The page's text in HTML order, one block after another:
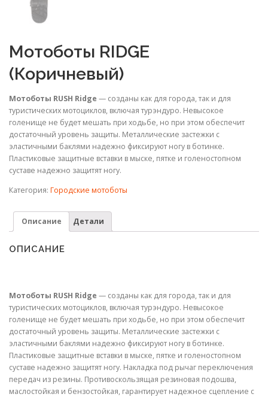
Мотоботы RIDGE
(Коричневый)
Мотоботы RUSH Ridge — созданы как для города, так и для
туристических мотоциклов, включая турэндуро. Невысокое
голенище не будет мешать при ходьбе, но при этом обеспечит
достаточный уровень защиты. Металлические застежки с
эластичными баклями надежно фиксируют ногу в ботинке.
Пластиковые защитные вставки в мыске, пятке и голеностопном
суставе надежно защитят ногу.
Категория: Городские мотоботы
Описание Детали
ОПИСАНИЕ
Мотоботы RUSH Ridge — созданы как для города, так и для
туристических мотоциклов, включая турэндуро. Невысокое
голенище не будет мешать при ходьбе, но при этом обеспечит
достаточный уровень защиты. Металлические застежки с
эластичными баклями надежно фиксируют ногу в ботинке.
Пластиковые защитные вставки в мыске, пятке и голеностопном
суставе надежно защитят ногу. Накладка под рычаг переключения
передач из резины. Противоскользящая резиновая подошва,
маслостойкая и бензостойкая, гарантирует надежное сцепление с